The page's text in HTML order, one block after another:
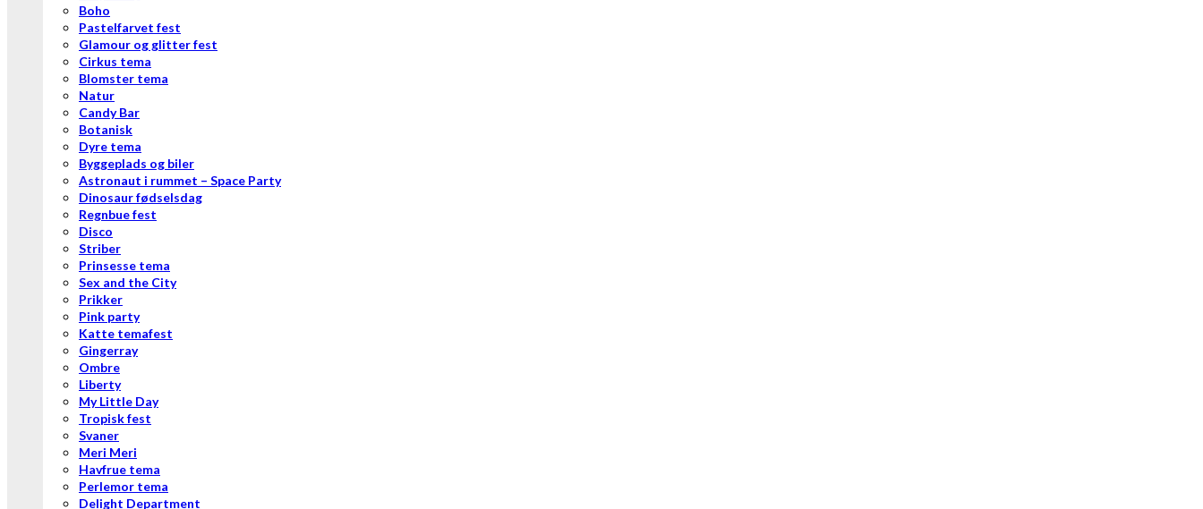
Boho
Pastelfarvet fest
Glamour og glitter fest
Cirkus tema
Blomster tema
Natur
Candy Bar
Botanisk
Dyre tema
Byggeplads og biler
Astronaut i rummet – Space Party
Dinosaur fødselsdag
Regnbue fest
Disco
Striber
Prinsesse tema
Sex and the City
Prikker
Pink party
Katte temafest
Gingerray
Ombre
Liberty
My Little Day
Tropisk fest
Svaner
Meri Meri
Havfrue tema
Perlemor tema
Delight Department